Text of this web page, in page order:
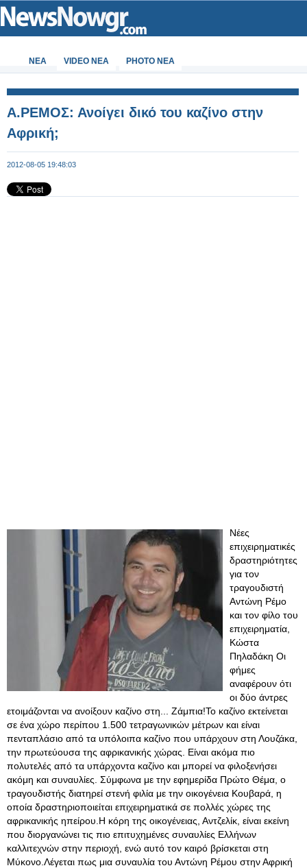
ΝΕΑ VIDEO NEA PHOTO NEA
A.ΡΕΜΟΣ: Ανοίγει δικό του καζίνο στην
Αφρική;
2012-08-05 19:48:03
Νέες
επιχειρηματικές
δραστηριότητες
για τον
τραγουδιστή
Αντώνη Ρέμο
και τον φίλο του
επιχειρηματία,
Κώστα
Πηλαδάκη Οι
φήμες
αναφέρουν ότι
οι δύο άντρες
ετοιμάζονται να ανοίξουν καζίνο στη... Ζάμπια!Το καζίνο εκτείνεται
σε ένα χώρο περίπου 1.500 τετραγωνικών μέτρων και είναι
πενταπλάσιο από τα υπόλοιπα καζίνο που υπάρχουν στη Λουζάκα,
την πρωτεύουσα της αφρικανικής χώρας. Είναι ακόμα πιο
πολυτελές από τα υπάρχοντα καζίνο και μπορεί να φιλοξενήσει
ακόμη και συναυλίες. Σύμφωνα με την εφημερίδα Πρώτο Θέμα, ο
τραγουδιστής διατηρεί στενή φιλία με την οικογένεια Κουβαρά, η
οποία δραστηριοποιείται επιχειρηματικά σε πολλές χώρες της
αφρικανικής ηπείρου.Η κόρη της οικογένειας, Αντζελίκ, είναι εκείνη
που διοργανώνει τις πιο επιτυχημένες συναυλίες Ελλήνων
καλλιτεχνών στην περιοχή, ενώ αυτό τον καιρό βρίσκεται στη
Μύκονο.Λέγεται πως μια συναυλία του Αντώνη Ρέμου στην Αφρική